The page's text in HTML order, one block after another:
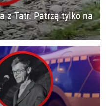
z Tatr. Patrzą tylko na